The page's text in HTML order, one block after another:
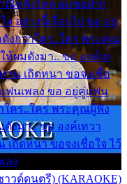
ณีหลั่งไหล ผมขอฝาก
จ อย่างนี้เรื่อยไป ขอ อยู่
ดังกว่าใคร..ใคร พระคุณ
ห้ผมดังมา.. ขอ องค์เท
น เถิดหนา ขอจงเชื่อ
ฟนเพลง ขอ อยู่คู่แฟน
ใคร..ใคร พระคุณผู้ฟัง
งมา.. ขอ องค์เทวา
ถิดหนา ขอจงเชื่อใจ ไว้
ลง
าวด์ดนตรี) (KARAOKE)